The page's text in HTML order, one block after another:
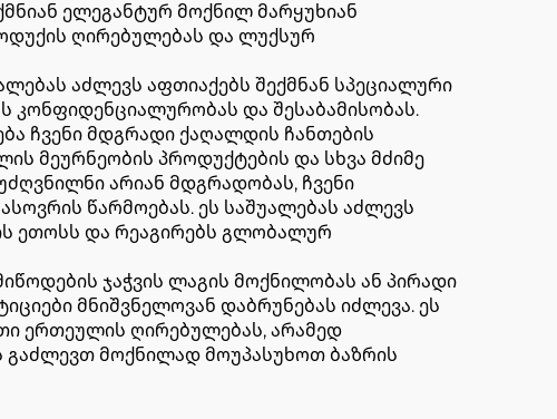
ელეგანტურ მოქნილ მარყუხიან
ღირებულებას და ლუქსურ
აძლევს აფთიაქებს შექმნან სპეციალური
და შესაბამისობას.
ჩვენი მდგრადი ქაღალდის ჩანთების
მეურნეობის პროდუქტების და სხვა მძიმე
არიან მდგრადობას, ჩვენი
წარმოებას. ეს საშუალებას აძლევს
ეთოსს და რეაგირებს გლობალურ
ჯაჭვის ლაგის მოქნილობას ან პირადი
მნიშვნელოვან დაბრუნებას იძლევა. ეს
ერთეულის ღირებულებას, არამედ
გაძლევთ მოქნილად მოუპასუხოთ ბაზრის